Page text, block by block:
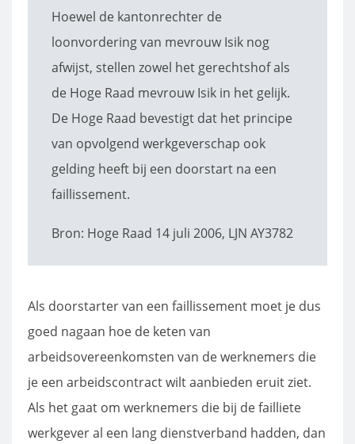
Hoewel de kantonrechter de
loonvordering van mevrouw Isik nog
afwijst, stellen zowel het gerechtshof als
de Hoge Raad mevrouw Isik in het gelijk.
De Hoge Raad bevestigt dat het principe
van opvolgend werkgeverschap ook
gelding heeft bij een doorstart na een
faillissement.
Bron: Hoge Raad 14 juli 2006, LJN AY3782
Als doorstarter van een faillissement moet je dus
goed nagaan hoe de keten van
arbeidsovereenkomsten van de werknemers die
je een arbeidscontract wilt aanbieden eruit ziet.
Als het gaat om werknemers die bij de failliete
werkgever al een lang dienstverband hadden, dan